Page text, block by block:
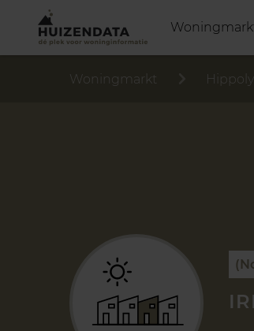
Woningmarkt